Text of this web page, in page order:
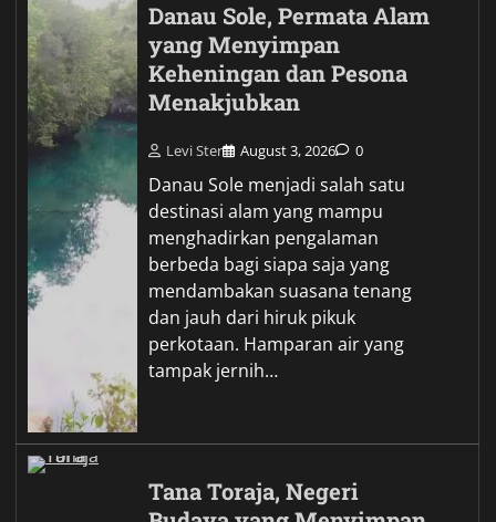
Danau Sole, Permata Alam
yang Menyimpan
Keheningan dan Pesona
Menakjubkan
Levi Ster August 3, 2026 0
Danau Sole menjadi salah satu
destinasi alam yang mampu
menghadirkan pengalaman
berbeda bagi siapa saja yang
mendambakan suasana tenang
dan jauh dari hiruk pikuk
perkotaan. Hamparan air yang
tampak jernih…
Tana Toraja, Negeri